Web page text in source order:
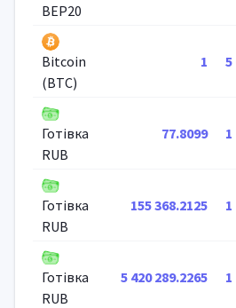
BEP20
Bitcoin
(BTC)
1 5
Готівка
RUB
77.8099 1
Готівка
RUB
155 368.2125 1
Готівка
RUB
5 420 289.2265 1